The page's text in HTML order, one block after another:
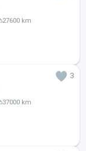
27600 km
3
37000 km